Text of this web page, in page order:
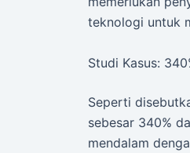
teknologi untuk
Studi Kasus:
Seperti
sebesar 340%
mendalam